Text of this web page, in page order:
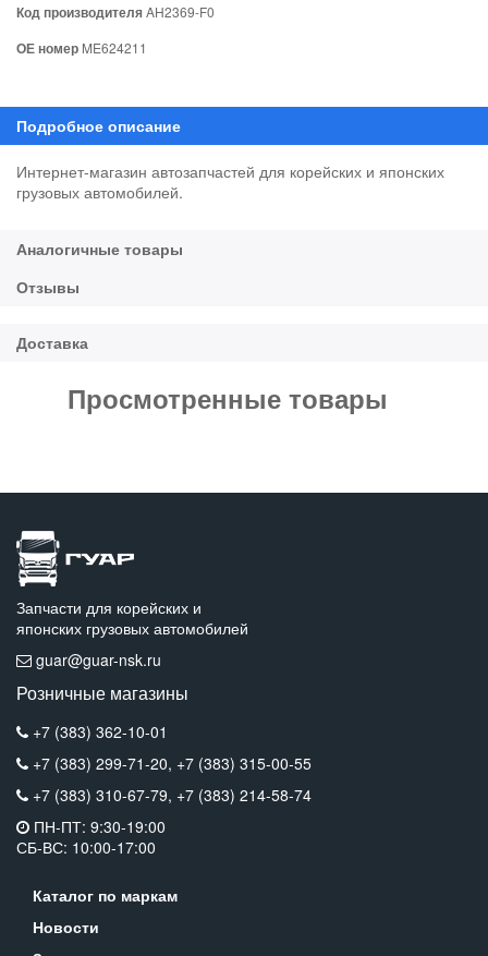
Код производителяAH2369-F0
ОЕ номер ME624211
Интернет-магазин автозапчастей для корейских и японских
грузовых автомобилей.
Просмотренные товары
Запчасти для корейских и
японских грузовых автомобилей
guar@guar-nsk.ru
Розничные магазины
+7 (383) 362-10-01
+7 (383) 299-71-20, +7 (383) 315-00-55
+7 (383) 310-67-79, +7 (383) 214-58-74
ПН-ПТ: 9:30-19:00
СБ-ВС: 10:00-17:00
Каталог по маркам
Новости